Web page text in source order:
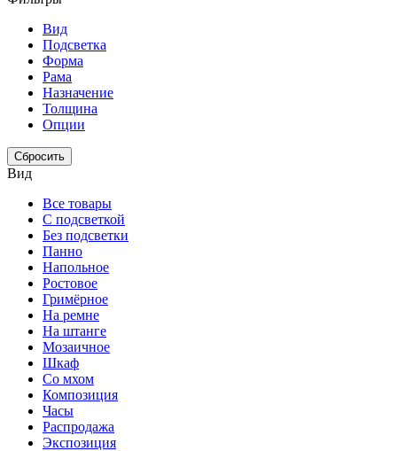
Вид
Подсветка
Форма
Рама
Назначение
Толщина
Опции
Сбросить
Вид
Все товары
С подсветкой
Без подсветки
Панно
Напольное
Ростовое
Гримёрное
На ремне
На штанге
Мозаичное
Шкаф
Со мхом
Композиция
Часы
Распродажа
Экспозиция